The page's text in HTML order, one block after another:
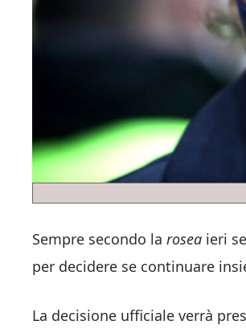
Sempre secondo la rosea ieri
per decidere se continuare
La decisione ufficiale verrà